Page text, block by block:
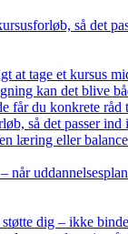
så det
at tage et kursus
kan det blive
får du konkrete råd
så det passer ind
læring eller
når
dig – ikke